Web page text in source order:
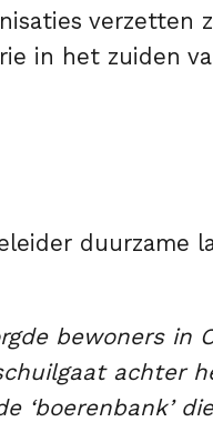
verzetten
in het zuiden
duurzame
bewoners in
achter
‘boerenbank’